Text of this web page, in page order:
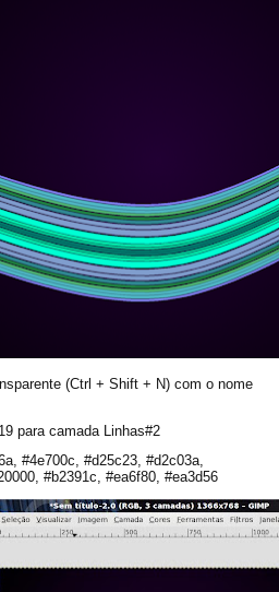
(Ctrl + Shift + N) com o nome
para camada Linhas#2
#4e700c, #d25c23, #d2c03a,
#b2391c, #ea6f80, #ea3d56